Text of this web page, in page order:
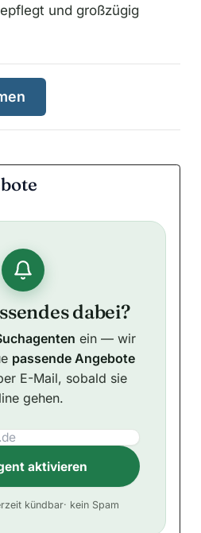
und großzügig
dabei?
ein — wir
passende Angebote
E-Mail, sobald sie
gehen.
aktivieren
kündbar· kein Spam